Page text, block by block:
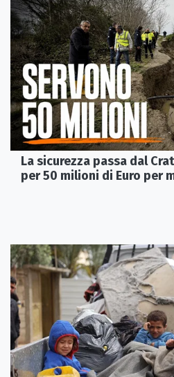
La sicurezza passa dal
per 50 milioni di Euro per